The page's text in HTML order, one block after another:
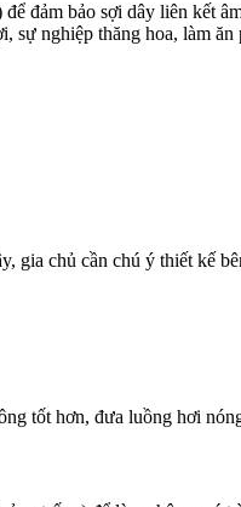
đảm bảo sợi dây liên kết
sự nghiệp thăng hoa, làm ăn
chủ cần chú ý thiết kế
tốt hơn, đưa luồng hơi